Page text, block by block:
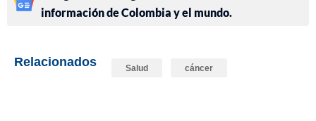
información de Colombia y el mundo.
Relacionados Salud cáncer